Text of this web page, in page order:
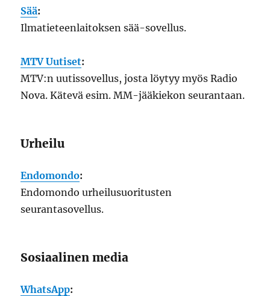
Sää:
Ilmatieteenlaitoksen sää-sovellus.
MTV Uutiset:
MTV:n uutissovellus, josta löytyy myös Radio
Nova. Kätevä esim. MM-jääkiekon seurantaan.
Urheilu
Endomondo:
Endomondo urheilusuoritusten
seurantasovellus.
Sosiaalinen media
WhatsApp: